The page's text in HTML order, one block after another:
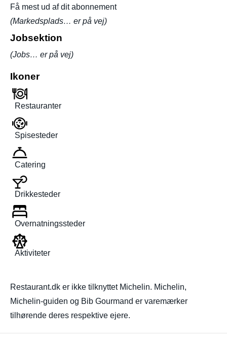
Få mest ud af dit abonnement
(Markedsplads… er på vej)
Jobsektion
(Jobs… er på vej)
Ikoner
Restauranter
Spisesteder
Catering
Drikkesteder
Overnatningssteder
Aktiviteter
Restaurant.dk er ikke tilknyttet Michelin. Michelin,
Michelin-guiden og Bib Gourmand er varemærker
tilhørende deres respektive ejere.